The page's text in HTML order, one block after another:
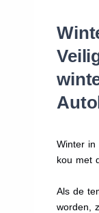
Winter
kou met
Als de
worden,